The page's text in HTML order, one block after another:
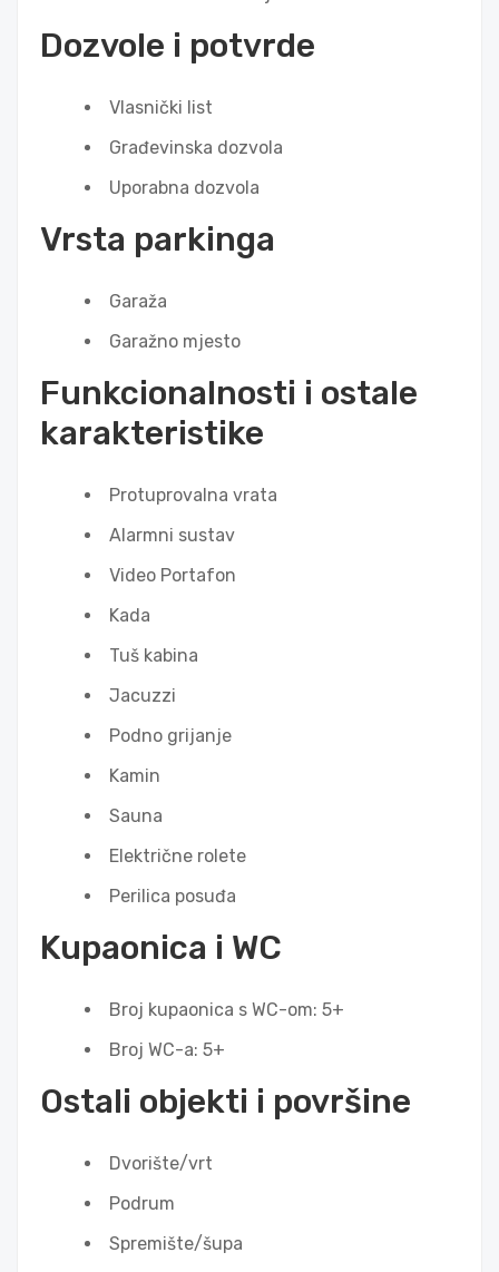
Dozvole i potvrde
Vlasnički list
Građevinska dozvola
Uporabna dozvola
Vrsta parkinga
Garaža
Garažno mjesto
Funkcionalnosti i ostale
karakteristike
Protuprovalna vrata
Alarmni sustav
Video Portafon
Kada
Tuš kabina
Jacuzzi
Podno grijanje
Kamin
Sauna
Električne rolete
Perilica posuđa
Kupaonica i WC
Broj kupaonica s WC-om: 5+
Broj WC-a: 5+
Ostali objekti i površine
Dvorište/vrt
Podrum
Spremište/šupa